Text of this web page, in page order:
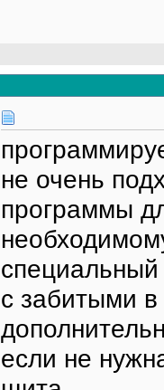
не очень
программы
с забитыми
если не